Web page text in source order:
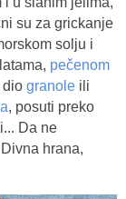
su za grickanje
solju i
pečenom
dio granole ili
, posuti preko
Da ne
hrana,